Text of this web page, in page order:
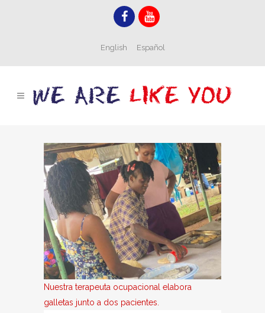
English Español
Nuestra terapeuta ocupacional elabora
galletas junto a dos pacientes.